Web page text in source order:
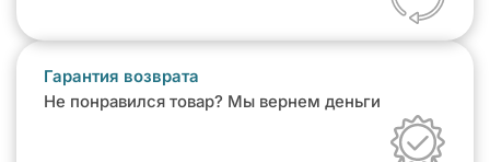
Гарантия возврата
Не понравился товар? Мы вернем деньги